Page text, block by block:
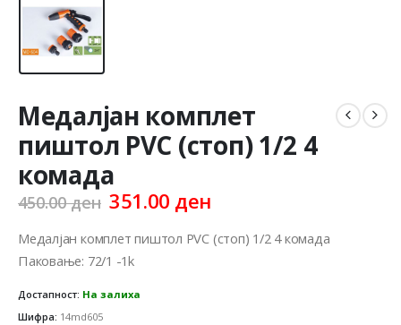
Медалјан комплет
пиштол PVC (стоп) 1/2 4
комада
450.00ден Original
was:
450.00 ден.
351.00 денCurrent
is:
Медалјан комплет пиштол PVC (стоп) 1/2 4 комада
Паковање: 72/1 -1k
Достапност: На залиха
Шифра: 14md605